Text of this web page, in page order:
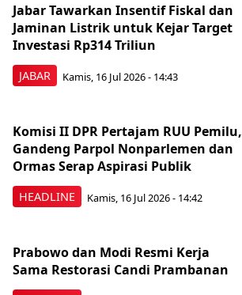
JABAR
Jabar Tawarkan Insentif Fiskal dan
Jaminan Listrik untuk Kejar Target
Investasi Rp314 Triliun
Kamis, 16 Jul 2026 - 14:43
HEADLINE
Komisi II DPR Pertajam RUU Pemilu,
Gandeng Parpol Nonparlemen dan
Ormas Serap Aspirasi Publik
Kamis, 16 Jul 2026 - 14:42
Prabowo dan Modi Resmi Kerja
Sama Restorasi Candi Prambanan